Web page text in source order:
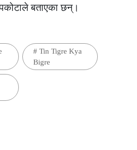
बताएका छन्।
# Tin Tigre Kya
Bigre